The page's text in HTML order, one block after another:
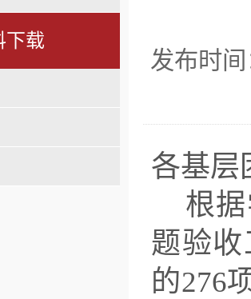
下载
发布时
各基层
根
题验
的276